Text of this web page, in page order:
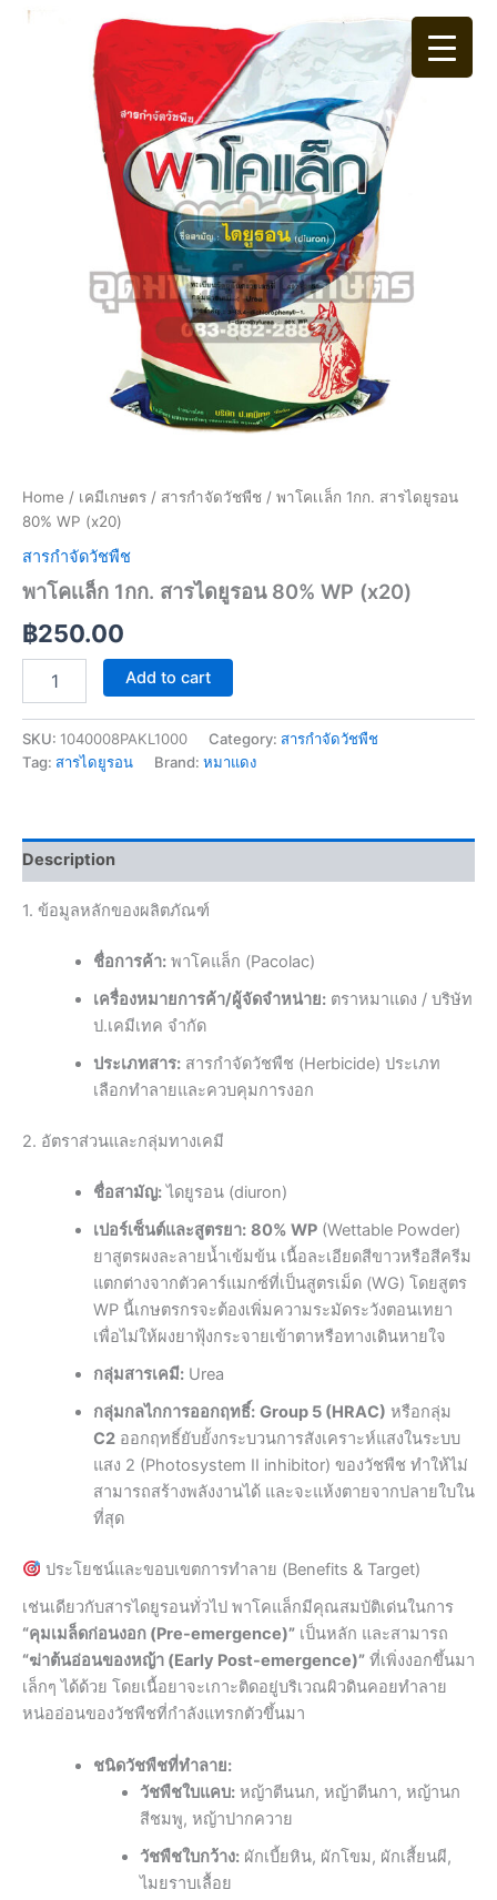
Skip
Home / เคมีเกษตร / สารกำจัดวัชพืช / พาโคเเล็ก 1กก. สารไดยูรอน
80% WP (x20)
สารกำจัดวัชพืช
พาโคเเล็ก 1กก. สารไดยูรอน 80% WP (x20)
฿250.00
พา
Add to cart
SKU: 1040008PAKL1000 Category: สารกำจัดวัชพืช
Tag: สารไดยูรอน Brand: หมาแดง
Description
1. ข้อมูลหลักของผลิตภัณฑ์
ชื่อการค้า:พาโคแล็ก (Pacolac)
เครื่องหมายการค้า/ผู้จัดจำหน่าย:ตราหมาแดง / บริษัท
ป.เคมีเทค จำกัด
ประเภทสาร:สารกำจัดวัชพืช (Herbicide) ประเภท
เลือกทำลายและควบคุมการงอก
2. อัตราส่วนและกลุ่มทางเคมี
ชื่อสามัญ:ไดยูรอน (diuron)
เปอร์เซ็นต์และสูตรยา: 80% WP(Wettable Powder)
ยาสูตรผงละลายน้ำเข้มข้น เนื้อละเอียดสีขาวหรือสีครีม
แตกต่างจากตัวคาร์แมกซ์ที่เป็นสูตรเม็ด (WG) โดยสูตร
WP นี้เกษตรกรจะต้องเพิ่มความระมัดระวังตอนเทยา
เพื่อไม่ให้ผงยาฟุ้งกระจายเข้าตาหรือทางเดินหายใจ
กลุ่มสารเคมี:Urea
กลุ่มกลไกการออกฤทธิ์: Group 5 (HRAC) หรือกลุ่ม
C2ออกฤทธิ์ยับยั้งกระบวนการสังเคราะห์แสงในระบบ
แสง 2 (Photosystem II inhibitor) ของวัชพืช ทำให้ไม่
สามารถสร้างพลังงานได้ และจะแห้งตายจากปลายใบใน
ที่สุด
ประโยชน์และขอบเขตการทำลาย (Benefits & Target)
เช่นเดียวกับสารไดยูรอนทั่วไป พาโคแล็กมีคุณสมบัติเด่นในการ
“คุมเมล็ดก่อนงอก (Pre-emergence)” เป็นหลัก และสามารถ
“ฆ่าต้นอ่อนของหญ้า (Early Post-emergence)” ที่เพิ่งงอกขึ้นมา
เล็กๆ ได้ด้วย โดยเนื้อยาจะเกาะติดอยู่บริเวณผิวดินคอยทำลาย
หน่ออ่อนของวัชพืชที่กำลังแทรกตัวขึ้นมา
ชนิดวัชพืชที่ทำลาย:
วัชพืชใบแคบ:หญ้าตีนนก, หญ้าตีนกา, หญ้านก
สีชมพู, หญ้าปากควาย
วัชพืชใบกว้าง:ผักเบี้ยหิน, ผักโขม, ผักเสี้ยนผี,
ไมยราบเลื้อย